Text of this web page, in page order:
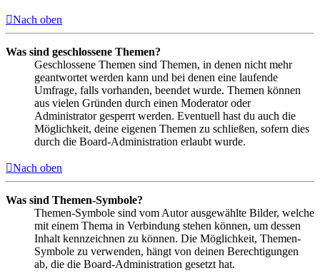
Nach oben
Was sind geschlossene Themen?
Geschlossene Themen sind Themen, in denen nicht mehr
geantwortet werden kann und bei denen eine laufende
Umfrage, falls vorhanden, beendet wurde. Themen können
aus vielen Gründen durch einen Moderator oder
Administrator gesperrt werden. Eventuell hast du auch die
Möglichkeit, deine eigenen Themen zu schließen, sofern dies
durch die Board-Administration erlaubt wurde.
Nach oben
Was sind Themen-Symbole?
Themen-Symbole sind vom Autor ausgewählte Bilder, welche
mit einem Thema in Verbindung stehen können, um dessen
Inhalt kennzeichnen zu können. Die Möglichkeit, Themen-
Symbole zu verwenden, hängt von deinen Berechtigungen
ab, die die Board-Administration gesetzt hat.